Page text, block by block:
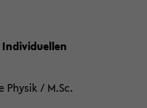
/ M.Sc.